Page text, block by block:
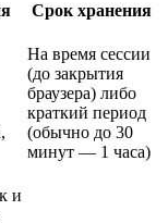
Срок хранения
На время сессии
(до закрытия
браузера) либо
краткий период
(обычно до 30
минут — 1 часа)
и